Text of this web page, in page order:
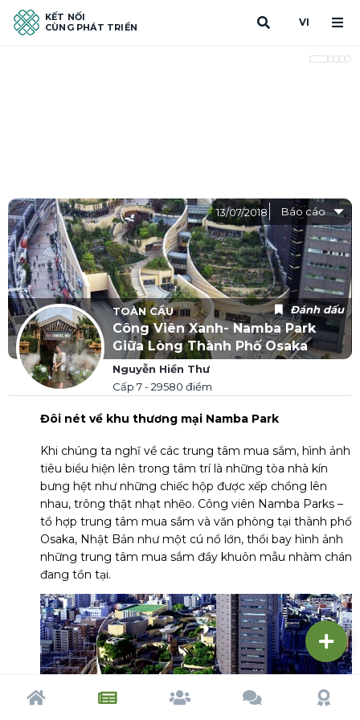
KẾT NỐI
CÙNG PHÁT TRIỂN
VI
Nguyễn Hiền Thư
Cấp 7 - 29580 điểm
Đánh dấu
TOÀN CẦU
Công Viên Xanh- Namba Park
Giữa Lòng Thành Phố Osaka
13/07/2018 Báo cáo
Đôi nét về khu thương mại Namba Park
Khi chúng ta nghĩ về các trung tâm mua sắm, hình ảnh
tiêu biểu hiện lên trong tâm trí là những tòa nhà kín
bưng hệt như những chiếc hộp được xếp chồng lên
nhau, trông thật nhạt nhẽo. Công viên Namba Parks –
tổ hợp trung tâm mua sắm và văn phòng tại thành phố
Osaka, Nhật Bản như một cú nổ lớn, thổi bay hình ảnh
những trung tâm mua sắm đầy khuôn mẫu nhàm chán
đang tồn tại.
Trang chủ Tạp chí Cộng đồng Cố vấn Dấu ấn